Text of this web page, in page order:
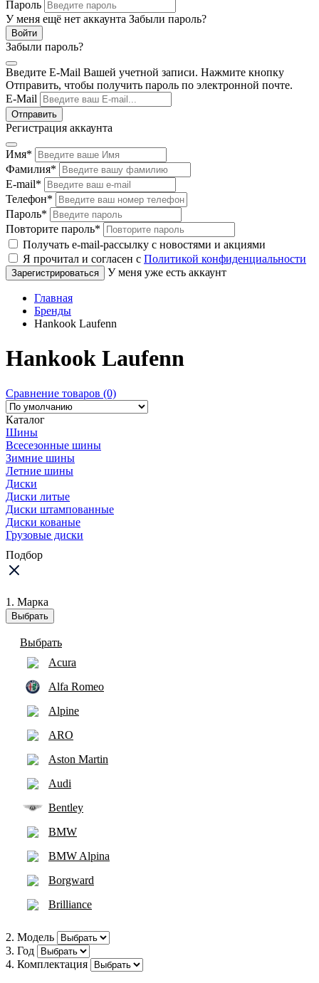
Пароль
У меня ещё нет аккаунта Забыли пароль?
Забыли пароль?
Введите E-Mail Вашей учетной записи. Нажмите кнопку
Отправить, чтобы получить пароль по электронной почте.
E-Mail
Регистрация аккаунта
Имя*
Фамилия*
E-mail*
Телефон*
Пароль*
Повторите пароль*
Получать e-mail-рассылку с новостями и акциями
Я прочитал и согласен с Политикой конфиденциальности
У меня уже есть аккаунт
Главная
Бренды
Hankook Laufenn
Hankook Laufenn
Сравнение товаров (0)
Каталог
Шины
Всесезонные шины
Зимние шины
Летние шины
Диски
Диски литые
Диски штампованные
Диски кованые
Грузовые диски
Подбор
1. Марка
Выбрать
Выбрать
Acura
Alfa Romeo
Alpine
ARO
Aston Martin
Audi
Bentley
BMW
BMW Alpina
Borgward
Brilliance
Bugatti
Buick
2. Модель
3. Год
4. Комплектация